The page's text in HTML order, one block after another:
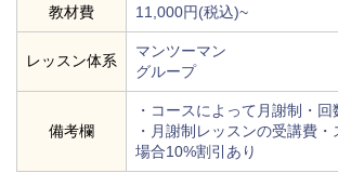
教材費 11,000円(税込)~
レッスン体系
マンツーマン
グループ
備考欄
・コースによって月謝制・
・月謝制レッスンの受講費
場合10%割引あり